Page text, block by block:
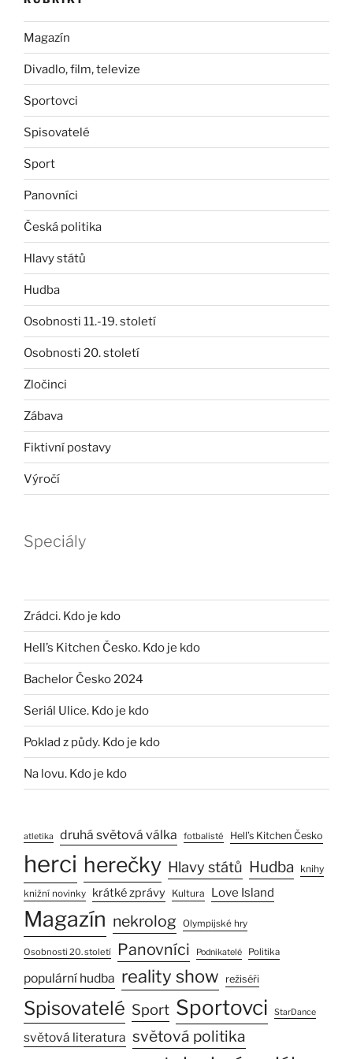
Magazín
Divadlo, film, televize
Sportovci
Spisovatelé
Sport
Panovníci
Česká politika
Hlavy států
Hudba
Osobnosti 11.-19. století
Osobnosti 20. století
Zločinci
Zábava
Fiktivní postavy
Výročí
Speciály
Zrádci. Kdo je kdo
Hell’s Kitchen Česko. Kdo je kdo
Bachelor Česko 2024
Seriál Ulice. Kdo je kdo
Poklad z půdy. Kdo je kdo
Na lovu. Kdo je kdo
atletika druhá světová válka fotbalisté Hell’s Kitchen Česko
herci herečky Hlavy států Hudba knihy
knižní novinky krátké zprávy Kultura Love Island
Magazín nekrolog Olympijské hry
Osobnosti 20. století Panovníci Podnikatelé Politika
populární hudba reality show režiséři
Spisovatelé Sport Sportovci StarDance
světová literatura světová politika